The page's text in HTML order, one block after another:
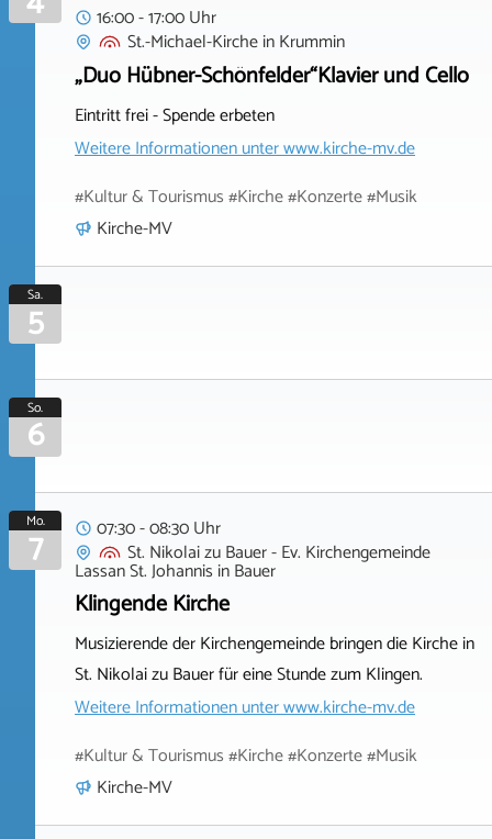
16:00 - 17:00 Uhr
St.-Michael-KircheinKrummin
„Duo Hübner-Schönfelder“Klavier und Cello
Eintritt frei - Spende erbeten
Weitere Informationen unterwww.kirche-mv.de
#Kultur & Tourismus #Kirche #Konzerte #Musik
Kirche-MV
Sa.
5
So.
6
Mo.
7
07:30 - 08:30 Uhr
St. Nikolai zu Bauer - Ev. Kirchengemeinde
Lassan St. Johannis inBauer
Klingende Kirche
Musizierende der Kirchengemeinde bringen die Kirche in
St. Nikolai zu Bauer für eine Stunde zum Klingen.
Weitere Informationen unterwww.kirche-mv.de
#Kultur & Tourismus #Kirche #Konzerte #Musik
Kirche-MV